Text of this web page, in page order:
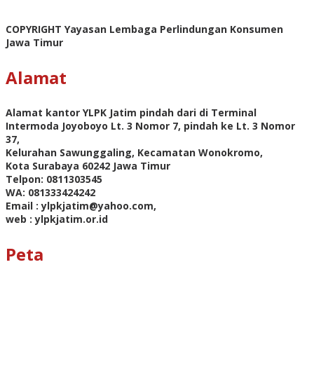
COPYRIGHT Yayasan Lembaga Perlindungan Konsumen
Jawa Timur
Alamat
Alamat kantor YLPK Jatim pindah dari di Terminal
Intermoda Joyoboyo Lt. 3 Nomor 7, pindah ke Lt. 3 Nomor
37,
Kelurahan Sawunggaling, Kecamatan Wonokromo,
Kota Surabaya 60242 Jawa Timur
Telpon: 0811303545
WA: 081333424242
Email : ylpkjatim@yahoo.com,
web : ylpkjatim.or.id
Peta